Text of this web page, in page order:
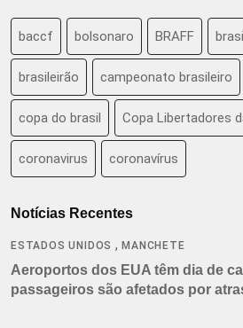
baccf bolsonaro BRAFF
brasileirão campeonato brasileiro
copa do brasil Copa Libertadores
coronavirus coronavírus
Notícias Recentes
ESTADOS UNIDOS ,MANCHETE
Aeroportos dos EUA têm dia de
passageiros são afetados por